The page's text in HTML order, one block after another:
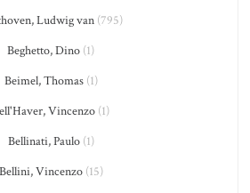
Ludwig van(795)
Beghetto, Dino (1)
Beimel, Thomas(1)
Vincenzo (1)
Bellinati, Paulo(1)
Bellini, Vincenzo(15)